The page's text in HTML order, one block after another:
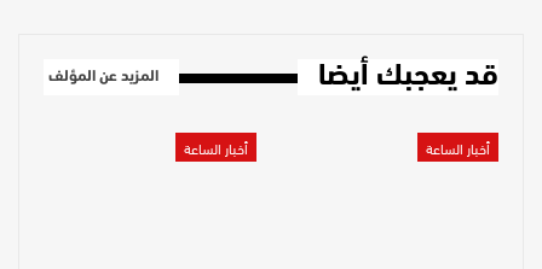
قد يعجبك أيضا المزيد عن المؤلف
أخبار الساعة أخبار الساعة